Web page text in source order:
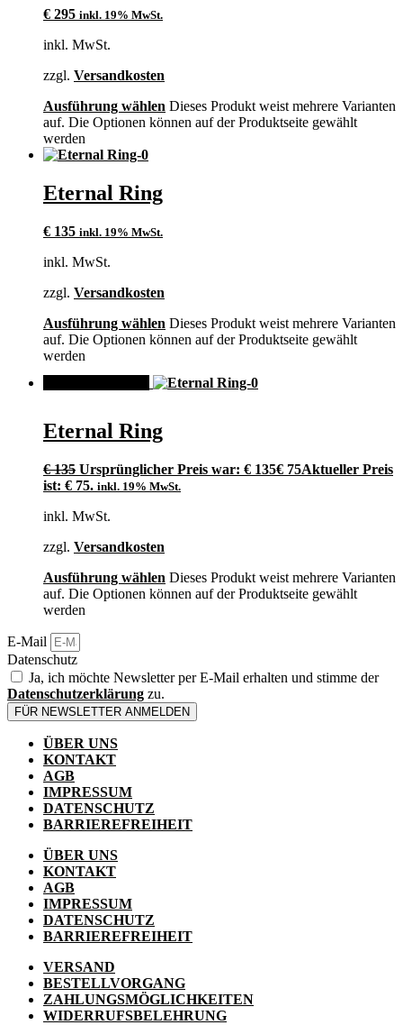
€ 295 inkl. 19% MwSt.
inkl. MwSt.
zzgl. Versandkosten
Ausführung wählen Dieses Produkt weist mehrere Varianten
auf. Die Optionen können auf der Produktseite gewählt
werden
Eternal Ring
€ 135 inkl. 19% MwSt.
inkl. MwSt.
zzgl. Versandkosten
Ausführung wählen Dieses Produkt weist mehrere Varianten
auf. Die Optionen können auf der Produktseite gewählt
werden
Eternal Ring
€135 Ursprünglicher Preis war: € 135€ 75Aktueller Preis
ist: € 75. inkl. 19% MwSt.
inkl. MwSt.
zzgl. Versandkosten
Ausführung wählen Dieses Produkt weist mehrere Varianten
auf. Die Optionen können auf der Produktseite gewählt
werden
E-Mail
Datenschutz
Ja, ich möchte Newsletter per E-Mail erhalten und stimme der
Datenschutzerklärung zu.
FÜR NEWSLETTER ANMELDEN
ÜBER UNS
KONTAKT
AGB
IMPRESSUM
DATENSCHUTZ
BARRIEREFREIHEIT
ÜBER UNS
KONTAKT
AGB
IMPRESSUM
DATENSCHUTZ
BARRIEREFREIHEIT
VERSAND
BESTELLVORGANG
ZAHLUNGSMÖGLICHKEITEN
WIDERRUFSBELEHRUNG